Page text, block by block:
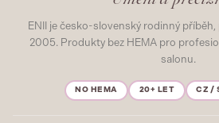
ENII je česko-slovenský rodinný
2005. Produkty bez HEMA pro
salonu.
NO HEMA 20+ LET CZ /